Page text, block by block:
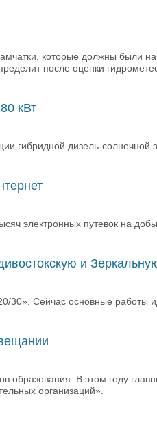
которые должны были
после оценки
кВт
гибридной дизель-солнечной
электронных путевок на
и
30». Сейчас основные работы
образования. В этом году
организаций».